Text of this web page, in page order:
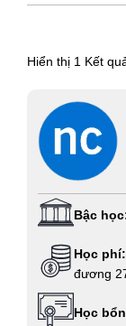
Hiển thị 1 Kết
Bậc
Học phí:
đương
Học